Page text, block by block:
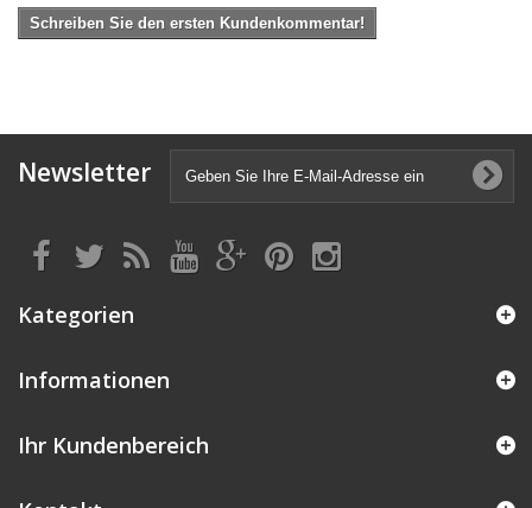
Schreiben Sie den ersten Kundenkommentar!
Newsletter
Kategorien
Informationen
Ihr Kundenbereich